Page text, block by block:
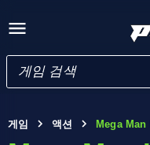
게임 액션 Mega